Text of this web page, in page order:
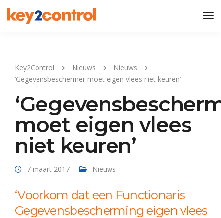
Key2Control Nieuws
Nieuws
‘Gegevensbeschermer moet eigen vlees niet keuren’
moet eigen vlees
niet keuren’
7 maart 2017 Nieuws
‘Voorkom dat een Functionaris
Gegevensbescherming eigen vlees